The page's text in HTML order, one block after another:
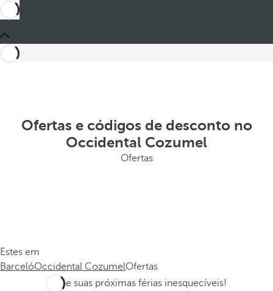
Ofertas e códigos de desconto no
Occidental Cozumel
Ofertas
Estes em
BarcelóOccidental CozumelOfertas
Torne suas próximas férias inesquecíveis!